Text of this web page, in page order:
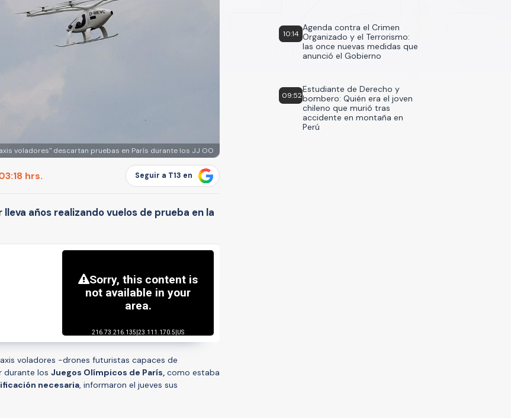
voladores" descartan pruebas en París durante los JJ OO
hrs. Seguir a T13 en
años realizando vuelos de prueba en la
voladores -drones futuristas capaces de
durante los Juegos Olímpicos de París, como estaba
necesaria, informaron el jueves sus
10:14
Agenda contra el Crimen
Organizado y el Terrorismo:
las once nuevas medidas que
anunció el Gobierno
09:52
Estudiante de Derecho y
bombero: Quién era el joven
chileno que murió tras
accidente en montaña en
Perú